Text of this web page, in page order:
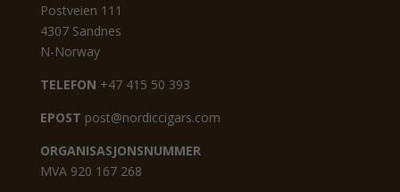
Postveien 111
4307 Sandnes
N-Norway
TELEFON +47 415 50 393
EPOST post@nordiccigars.com
ORGANISASJONSNUMMER
MVA 920 167 268